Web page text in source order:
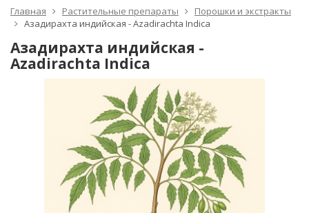
Главная Растительные препараты
Порошки и экстракты
Азадирахта индийская - Azadirachta Indica
Азадирахта индийская -
Azadirachta Indica